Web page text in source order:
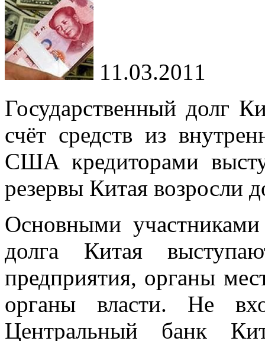
11.03.2011
Государственный долг
счёт средств из
США кредиторами
резервы Китая возросли
Основными участниками
долга Китая
предприятия, органы
органы власти. Не
Центральный банк